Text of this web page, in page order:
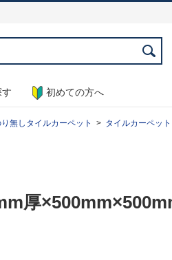
初めての方へ
無しタイルカーペット タイルカーペッ
厚